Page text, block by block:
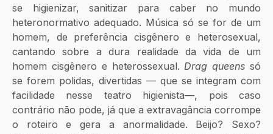
se higienizar, sanitizar para caber no mundo
heteronormativo adequado. Música só se for de um
homem, de preferência cisgênero e heterosexual,
cantando sobre a dura realidade da vida de um
homem cisgênero e heterossexual. Drag queens só
se forem polidas, divertidas — que se integram com
facilidade nesse teatro higienista—, pois caso
contrário não pode, já que a extravagância corrompe
o roteiro e gera a anormalidade. Beijo? Sexo?